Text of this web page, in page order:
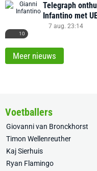
10
Telegraph
Infantino met
7 aug. 23:14
Meer nieuws
Voetballers
Giovanni van Bronckhorst
Timon Wellenreuther
Kaj Sierhuis
Ryan Flamingo